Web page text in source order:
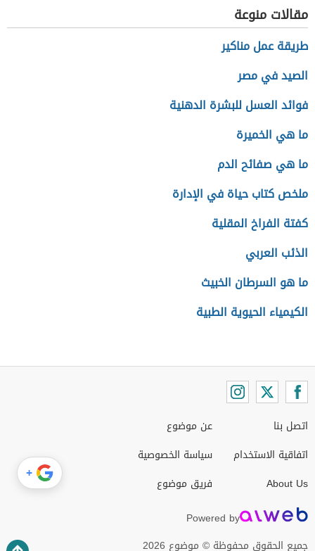
مقالات منوعة
طريقة عمل مناكير
الصيد في مصر
فوائد العسل للبشرة الدهنية
ما هي الخميرة
ما هي صفائح الدم
ملخص كتاب حياة في الإدارة
كفتة الفراخ المقلية
الذئب العربي
ما هو السرطان الخبيث
الكيمياء الحيوية الطبية
اتصل بنا
اتفاقية الاستخدام
About Us
عن موضوع
سياسة الخصوصية
فريق موضوع
Powered by
جميع الحقوق محفوظة © موضوع 2026
+